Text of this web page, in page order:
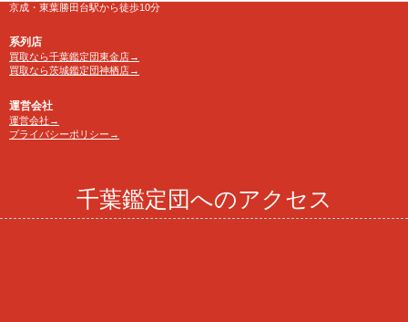
京成・東葉勝田台駅から徒歩10分
系列店
買取なら千葉鑑定団東金店→
買取なら茨城鑑定団神栖店→
運営会社
運営会社→
プライバシーポリシー→
千葉鑑定団へのアクセス